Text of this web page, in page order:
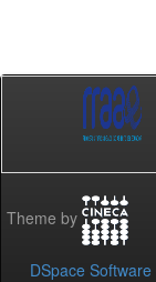
Theme by
DSpace Software